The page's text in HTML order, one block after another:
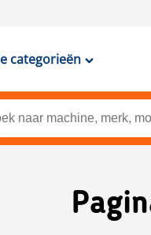
categorieën